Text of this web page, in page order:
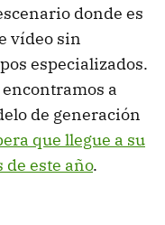
donde es
vídeo sin
especializados.
a
de generación
que llegue a su
este año.